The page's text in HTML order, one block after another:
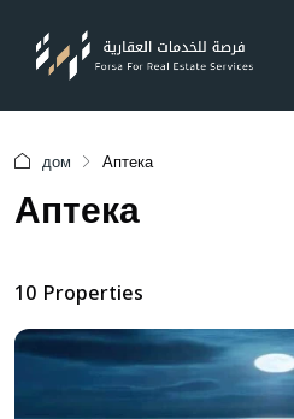
дом Аптека
Аптека
10 Properties